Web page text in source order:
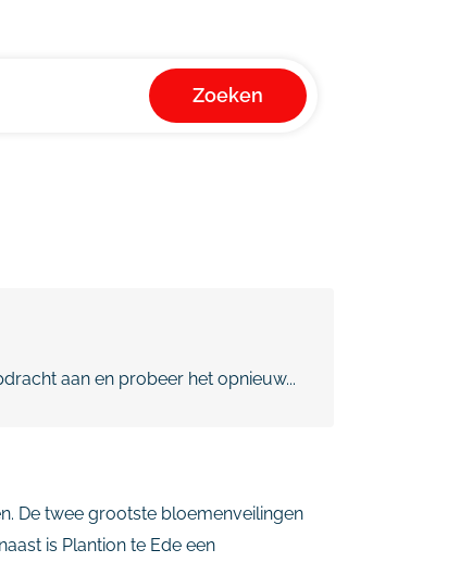
Zoeken
aan en probeer het opnieuw...
De twee grootste bloemenveilingen
is Plantion te Ede een